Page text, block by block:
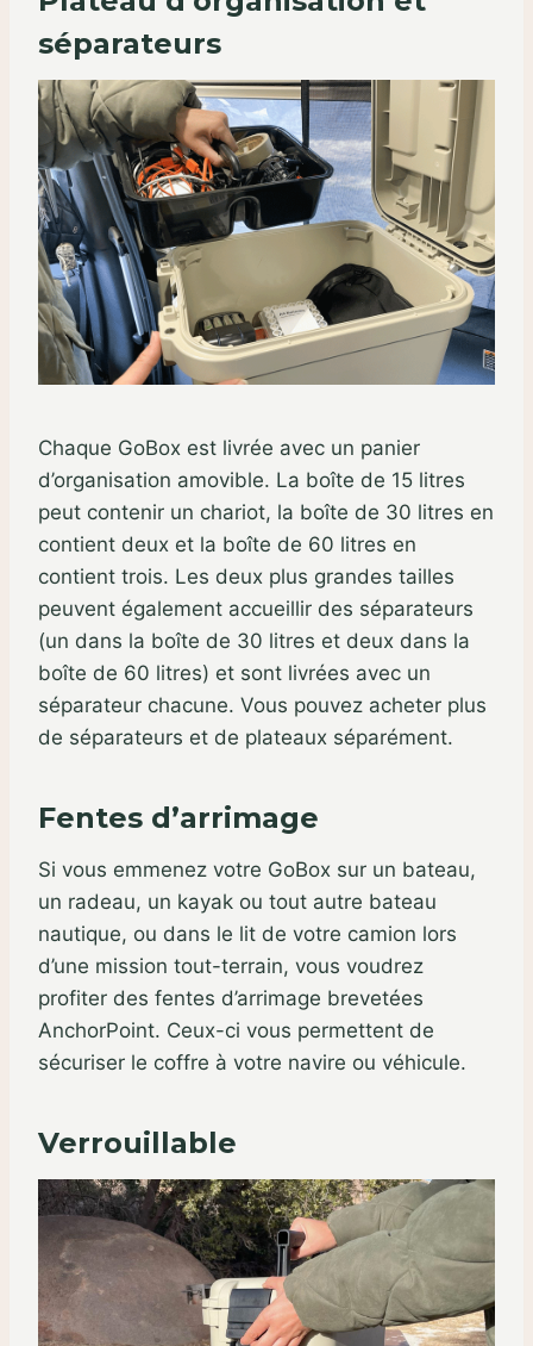
séparateurs
Chaque GoBox est livrée avec un panier
d’organisation amovible. La boîte de 15 litres
peut contenir un chariot, la boîte de 30 litres en
contient deux et la boîte de 60 litres en
contient trois. Les deux plus grandes tailles
peuvent également accueillir des séparateurs
(un dans la boîte de 30 litres et deux dans la
boîte de 60 litres) et sont livrées avec un
séparateur chacune. Vous pouvez acheter plus
de séparateurs et de plateaux séparément.
Fentes d’arrimage
Si vous emmenez votre GoBox sur un bateau,
un radeau, un kayak ou tout autre bateau
nautique, ou dans le lit de votre camion lors
d’une mission tout-terrain, vous voudrez
profiter des fentes d’arrimage brevetées
AnchorPoint. Ceux-ci vous permettent de
sécuriser le coffre à votre navire ou véhicule.
Verrouillable